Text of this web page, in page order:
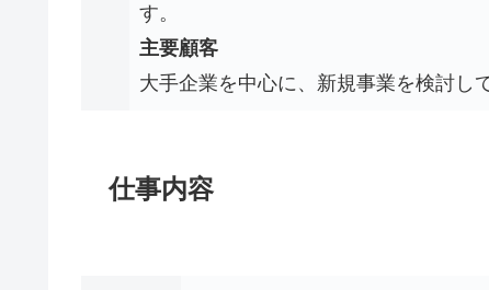
す。
主要顧客
大手企業を中心に、新規事業を検討し
仕事内容